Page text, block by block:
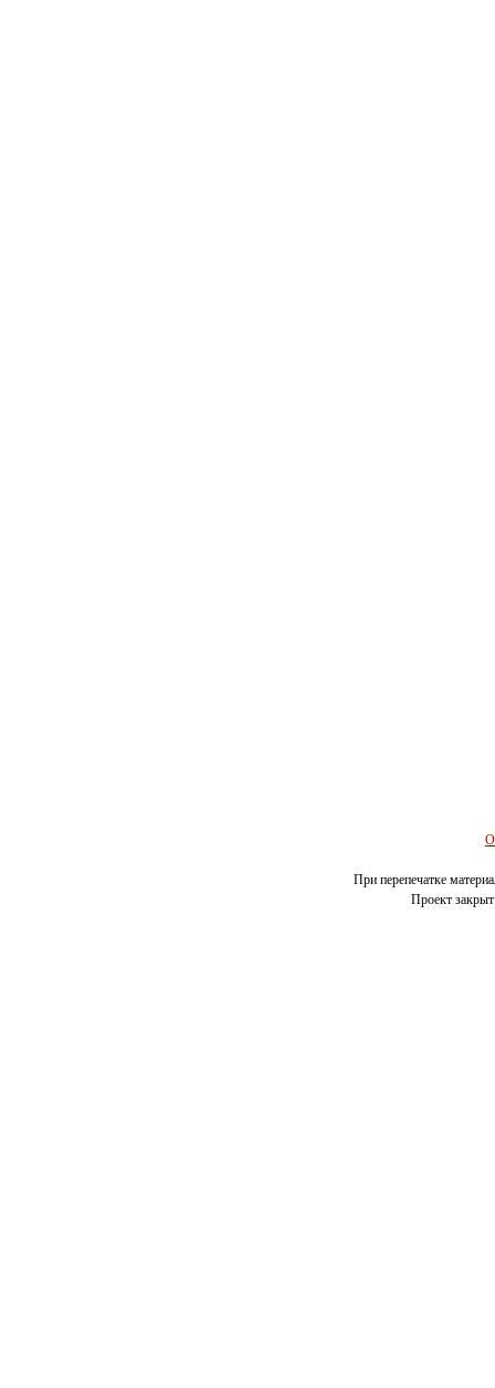
О
При перепечатке
Проект закрыт